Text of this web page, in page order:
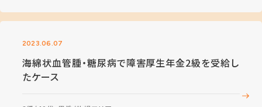
2023.06.07
海綿状血管腫・糖尿病で障害厚生年金2級を受給し
たケース